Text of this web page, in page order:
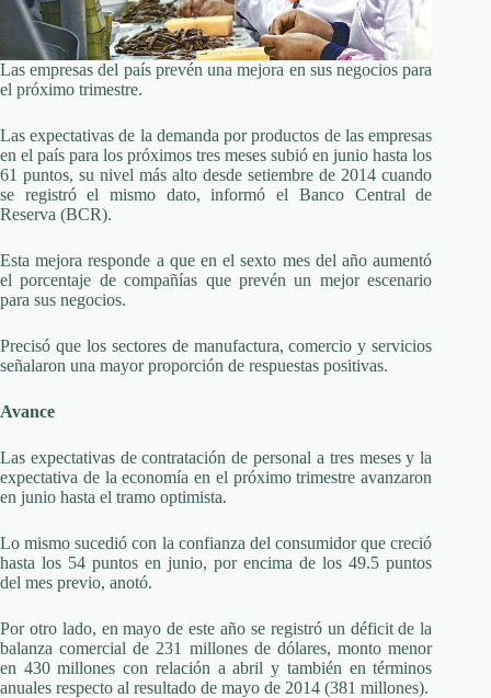
Las empresas del país prevén una mejora en sus negocios para
el próximo trimestre.
Las expectativas de la demanda por productos de las empresas
en el país para los próximos tres meses subió en junio hasta los
61 puntos, su nivel más alto desde setiembre de 2014 cuando
se registró el mismo dato, informó el Banco Central de
Reserva (BCR).
Esta mejora responde a que en el sexto mes del año aumentó
el porcentaje de compañías que prevén un mejor escenario
para sus negocios.
Precisó que los sectores de manufactura, comercio y servicios
señalaron una mayor proporción de respuestas positivas.
Avance
Las expectativas de contratación de personal a tres meses y la
expectativa de la economía en el próximo trimestre avanzaron
en junio hasta el tramo optimista.
Lo mismo sucedió con la confianza del consumidor que creció
hasta los 54 puntos en junio, por encima de los 49.5 puntos
del mes previo, anotó.
Por otro lado, en mayo de este año se registró un déficit de la
balanza comercial de 231 millones de dólares, monto menor
en 430 millones con relación a abril y también en términos
anuales respecto al resultado de mayo de 2014 (381 millones).